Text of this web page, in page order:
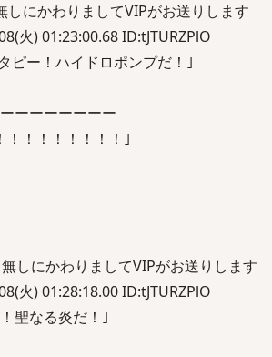
しにかわりましてVIPがお送りします
火) 01:23:00.68 ID:tJTURZPlO
ピー！ハイドロポンプだ！｣
ーーーーーーー
！！！！！！！！｣
しにかわりましてVIPがお送りします
火) 01:28:18.00 ID:tJTURZPlO
聖なる炎だ！｣